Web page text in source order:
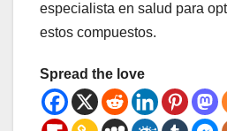
especialista en salud para
estos compuestos.
Spread the love